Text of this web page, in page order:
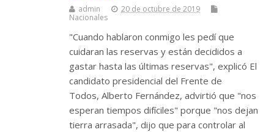
admin
20 de octubre de 2019
Nacionales
"Cuando hablaron conmigo les pedí que
cuidaran las reservas y están decididos a
gastar hasta las últimas reservas", explicó El
candidato presidencial del Frente de
Todos, Alberto Fernández, advirtió que "nos
esperan tiempos difíciles" porque "nos dejan
tierra arrasada", dijo que para controlar al